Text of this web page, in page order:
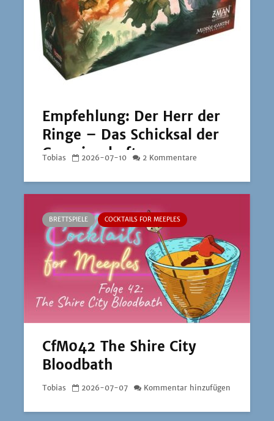
Empfehlung: Der Herr der
Ringe – Das Schicksal der
Gemeinschaft
Tobias 2026-07-10 2 Kommentare
BRETTSPIELE COCKTAILS FOR MEEPLES
CfM042 The Shire City
Bloodbath
Tobias 2026-07-07 Kommentar hinzufügen